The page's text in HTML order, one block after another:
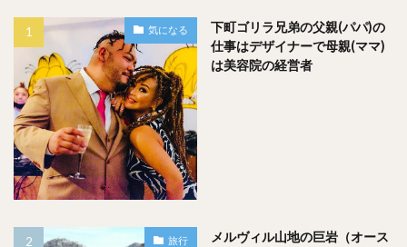
気になる
下町ゴリラ兄弟の父親(パパ)の
仕事はデザイナーで母親(ママ)
は美容院の経営者
旅行
メルヴィル山地の巨岩（オース